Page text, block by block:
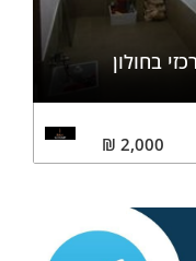
בחולון
2,000
₪